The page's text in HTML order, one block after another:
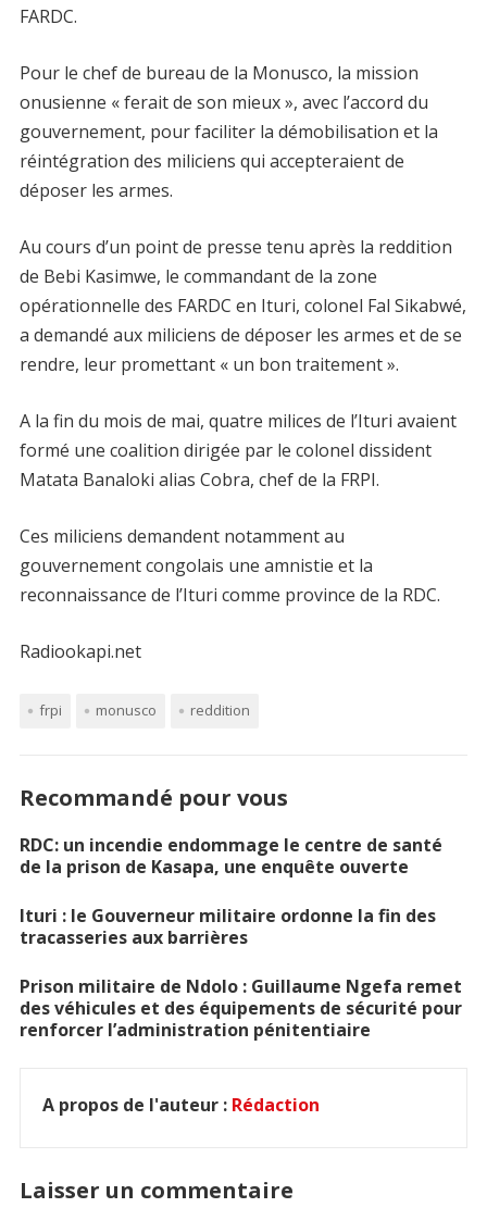
FARDC.
Pour le chef de bureau de la Monusco, la mission
onusienne « ferait de son mieux », avec l’accord du
gouvernement, pour faciliter la démobilisation et la
réintégration des miliciens qui accepteraient de
déposer les armes.
Au cours d’un point de presse tenu après la reddition
de Bebi Kasimwe, le commandant de la zone
opérationnelle des FARDC en Ituri, colonel Fal Sikabwé,
a demandé aux miliciens de déposer les armes et de se
rendre, leur promettant « un bon traitement ».
A la fin du mois de mai, quatre milices de l’Ituri avaient
formé une coalition dirigée par le colonel dissident
Matata Banaloki alias Cobra, chef de la FRPI.
Ces miliciens demandent notamment au
gouvernement congolais une amnistie et la
reconnaissance de l’Ituri comme province de la RDC.
Radiookapi.net
frpi monusco reddition
Recommandé pour vous
RDC: un incendie endommage le centre de santé
de la prison de Kasapa, une enquête ouverte
Ituri : le Gouverneur militaire ordonne la fin des
tracasseries aux barrières
Prison militaire de Ndolo : Guillaume Ngefa remet
des véhicules et des équipements de sécurité pour
renforcer l’administration pénitentiaire
A propos de l'auteur : Rédaction
Laisser un commentaire